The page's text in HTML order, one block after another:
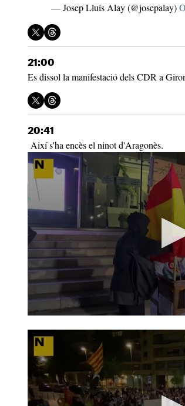
— Josep Lluís Alay (@josepalay)
21:00
Es dissol la manifestació dels CDR a
20:41
Així s'ha encès el ninot d'Aragonès.